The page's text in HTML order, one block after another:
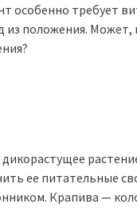
особенно требует
из положения.
ее питательные
Крапива —